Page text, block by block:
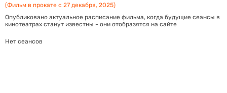
(Фильм в прокате с 27 декабря, 2025)
Опубликовано актуальное расписание фильма, когда будущие сеансы в
кинотеатрах станут известны - они отобразятся на сайте
Нет сеансов